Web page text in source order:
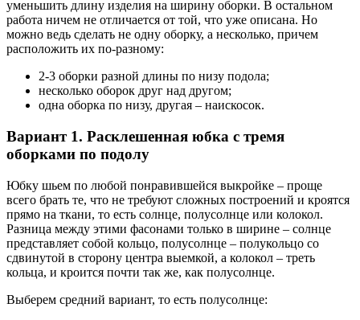
уменьшить длину изделия на ширину оборки. В остальном
работа ничем не отличается от той, что уже описана. Но
можно ведь сделать не одну оборку, а несколько, причем
расположить их по-разному:
2-3 оборки разной длины по низу подола;
несколько оборок друг над другом;
одна оборка по низу, другая – наискосок.
Вариант 1. Расклешенная юбка с тремя
оборками по подолу
Юбку шьем по любой понравившейся выкройке – проще
всего брать те, что не требуют сложных построений и кроятся
прямо на ткани, то есть солнце, полусолнце или колокол.
Разница между этими фасонами только в ширине – солнце
представляет собой кольцо, полусолнце – полукольцо со
сдвинутой в сторону центра выемкой, а колокол – треть
кольца, и кроится почти так же, как полусолнце.
Выберем средний вариант, то есть полусолнце: